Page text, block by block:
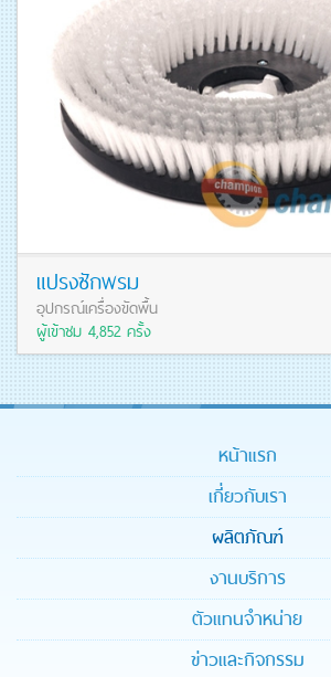
แปรงซักพรม
อุปกรณ์เครื่องขัดพื้น
ผู้เข้าชม 4,852 ครั้ง
หน้าแรก
เกี่ยวกับเรา
ผลิตภัณฑ์
งานบริการ
ตัวแทนจำหน่าย
ข่าวและกิจกรรม